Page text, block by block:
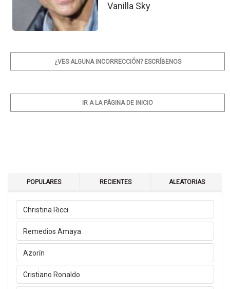
Vanilla Sky
¿VES ALGUNA INCORRECCIÓN? ESCRÍBENOS
IR A LA PÁGINA DE INICIO
POPULARES RECIENTES ALEATORIAS
Christina Ricci
Remedios Amaya
Azorín
Cristiano Ronaldo